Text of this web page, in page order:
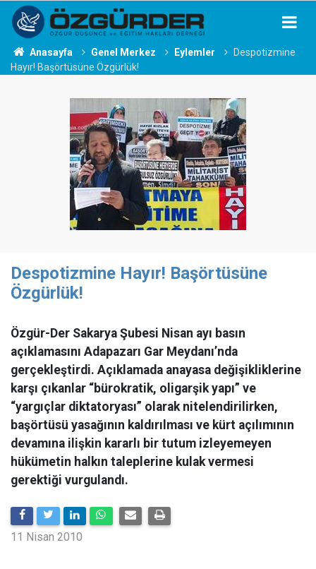
Anasayfa Genel Merkez Eylemler
Despotizmine
Hayır! Başörtüsüne Özgürlük!
Despotizmine Hayır! Başörtüsüne
Özgürlük!
Özgür-Der Sakarya Şubesi Nisan ayı basın
açıklamasını Adapazarı Gar Meydanı’nda
gerçekleştirdi. Açıklamada anayasa değişikliklerine
karşı çıkanlar “bürokratik, oligarşik yapı” ve
“yargıçlar diktatoryası” olarak nitelendirilirken,
başörtüsü yasağının kaldırılması ve kürt açılımının
devamına ilişkin kararlı bir tutum izleyemeyen
hükümetin halkın taleplerine kulak vermesi
gerektiği vurgulandı.
11 Nisan 2010